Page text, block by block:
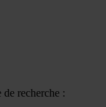
de recherche :